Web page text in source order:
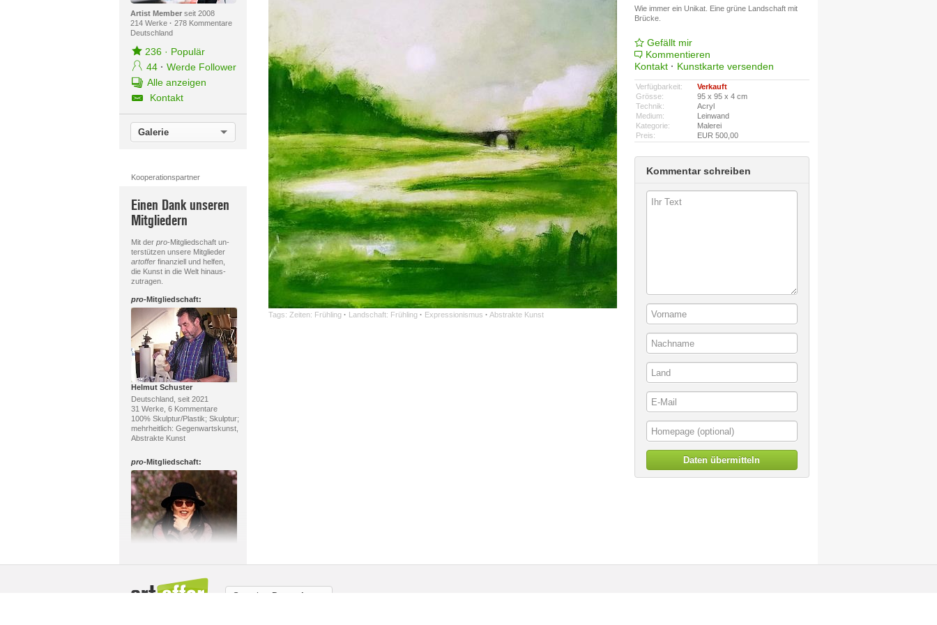
Artist Memberseit 2008
214 Werke · 278 Kommentare
Deutschland
236· Populär
44 · Werde Follower
Alle anzeigen
Kontakt
Galerie
Kooperationspartner
Einen Dank unseren
Mitgliedern
Mit der pro-Mitgliedschaft un-
terstützen unsere Mitglieder
artofferfinanziell und helfen,
die Kunst in die Welt hinaus-
zutragen.
pro-Mitgliedschaft:
Helmut Schuster
Deutschland, seit 2021
31 Werke, 6 Kommentare
100% Skulptur/Plastik; Skulptur;
mehrheitlich: Gegenwartskunst,
Abstrakte Kunst
pro-Mitgliedschaft:
56% Skulptur/Plastik, 42%
Malerei; Skulptur, Plastik;
Tags: Zeiten: Frühling · Landschaft: Frühling · Expressionismus · Abstrakte Kunst
Wie immer ein Unikat. Eine grüne Landschaft mit
Brücke.
Gefällt mir
Kommentieren
Kontakt · Kunstkarte versenden
Verfügbarkeit:
Verkauft
Grösse:
95 x 95 x 4 cm
Technik:
Acryl
Medium:
Leinwand
Kategorie:
Malerei
Preis:
EUR 500,00
Kommentar schreiben
Daten übermitteln
Sprache: Deutsch